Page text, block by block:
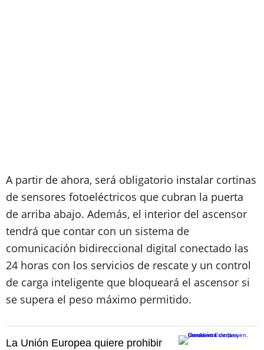
A partir de ahora, será obligatorio instalar cortinas
de sensores fotoeléctricos que cubran la puerta
de arriba abajo. Además, el interior del ascensor
tendrá que contar con un sistema de
comunicación bidireccional digital conectado las
24 horas con los servicios de rescate y un control
de carga inteligente que bloqueará el ascensor si
se supera el peso máximo permitido.
La Unión Europea quiere prohibir